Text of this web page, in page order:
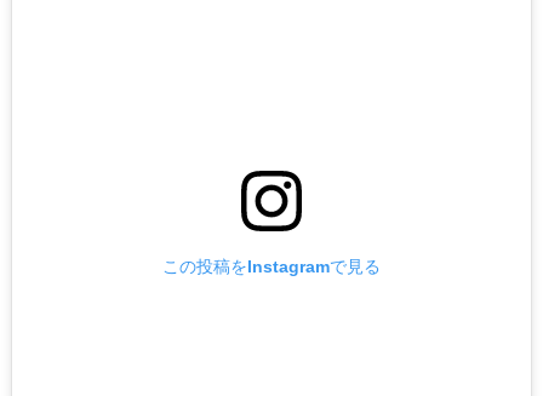
この投稿をInstagramで見る